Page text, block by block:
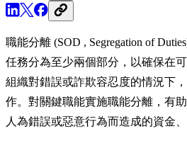
職能分離 (SOD , Segregation of
任務分為至少兩個部分，以確保在
組織對錯誤或詐欺容忍度的情況下
作。對關鍵職能實施職能分離，有
人為錯誤或惡意行為而造成的資金